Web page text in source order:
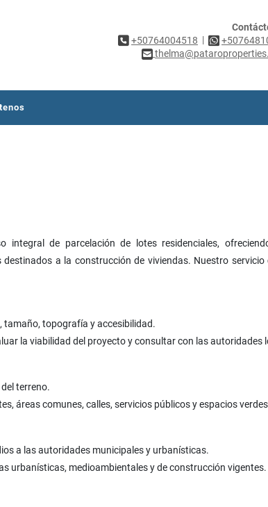
+50764004518 |
integral de parcelación de lotes residenciales,
a la construcción de viviendas. Nuestro servicio
tamaño, topografía y accesibilidad.
la viabilidad del proyecto y consultar con las autoridades
terreno.
áreas comunes, calles, servicios públicos y espacios
a las autoridades municipales y urbanísticas.
urbanísticas, medioambientales y de construcción vigentes.